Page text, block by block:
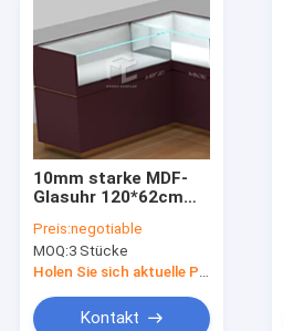
Produkte
Über uns
Qualitätskontrolle
Fordern Sie ein Zitat
10mm starke MDF-
Glasuhr 120*62cm
entgegengesetzt
anzeigen überzogen
Preis:negotiable
MOQ:3 Stücke
Holen Sie sich aktuelle Preis
Kontakt